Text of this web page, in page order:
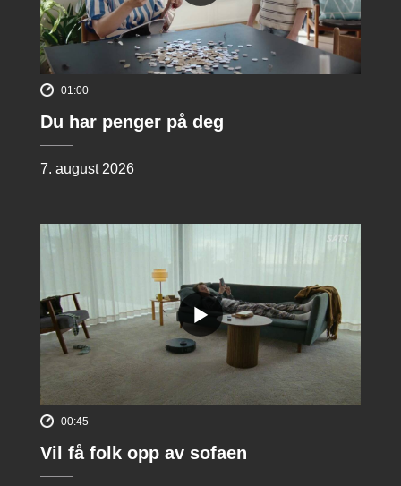
01:00
Du har penger på deg
7. august 2026
00:45
Vil få folk opp av sofaen